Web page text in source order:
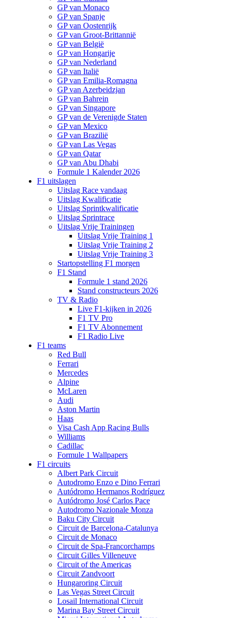
GP van Monaco
GP van Spanje
GP van Oostenrijk
GP van Groot-Brittannië
GP van België
GP van Hongarije
GP van Nederland
GP van Italië
GP van Emilia-Romagna
GP van Azerbeidzjan
GP van Bahrein
GP van Singapore
GP van de Verenigde Staten
GP van Mexico
GP van Brazilië
GP van Las Vegas
GP van Qatar
GP van Abu Dhabi
Formule 1 Kalender 2026
F1 uitslagen
Uitslag Race vandaag
Uitslag Kwalificatie
Uitslag Sprintkwalificatie
Uitslag Sprintrace
Uitslag Vrije Trainingen
Uitslag Vrije Training 1
Uitslag Vrije Training 2
Uitslag Vrije Training 3
Startopstelling F1 morgen
F1 Stand
Formule 1 stand 2026
Stand constructeurs 2026
TV & Radio
Live F1-kijken in 2026
F1 TV Pro
F1 TV Abonnement
F1 Radio Live
F1 teams
Red Bull
Ferrari
Mercedes
Alpine
McLaren
Audi
Aston Martin
Haas
Visa Cash App Racing Bulls
Williams
Cadillac
Formule 1 Wallpapers
F1 circuits
Albert Park Circuit
Autodromo Enzo e Dino Ferrari
Autódromo Hermanos Rodríguez
Autódromo José Carlos Pace
Autodromo Nazionale Monza
Baku City Circuit
Circuit de Barcelona-Catalunya
Circuit de Monaco
Circuit de Spa-Francorchamps
Circuit Gilles Villeneuve
Circuit of the Americas
Circuit Zandvoort
Hungaroring Circuit
Las Vegas Street Circuit
Losail International Circuit
Marina Bay Street Circuit